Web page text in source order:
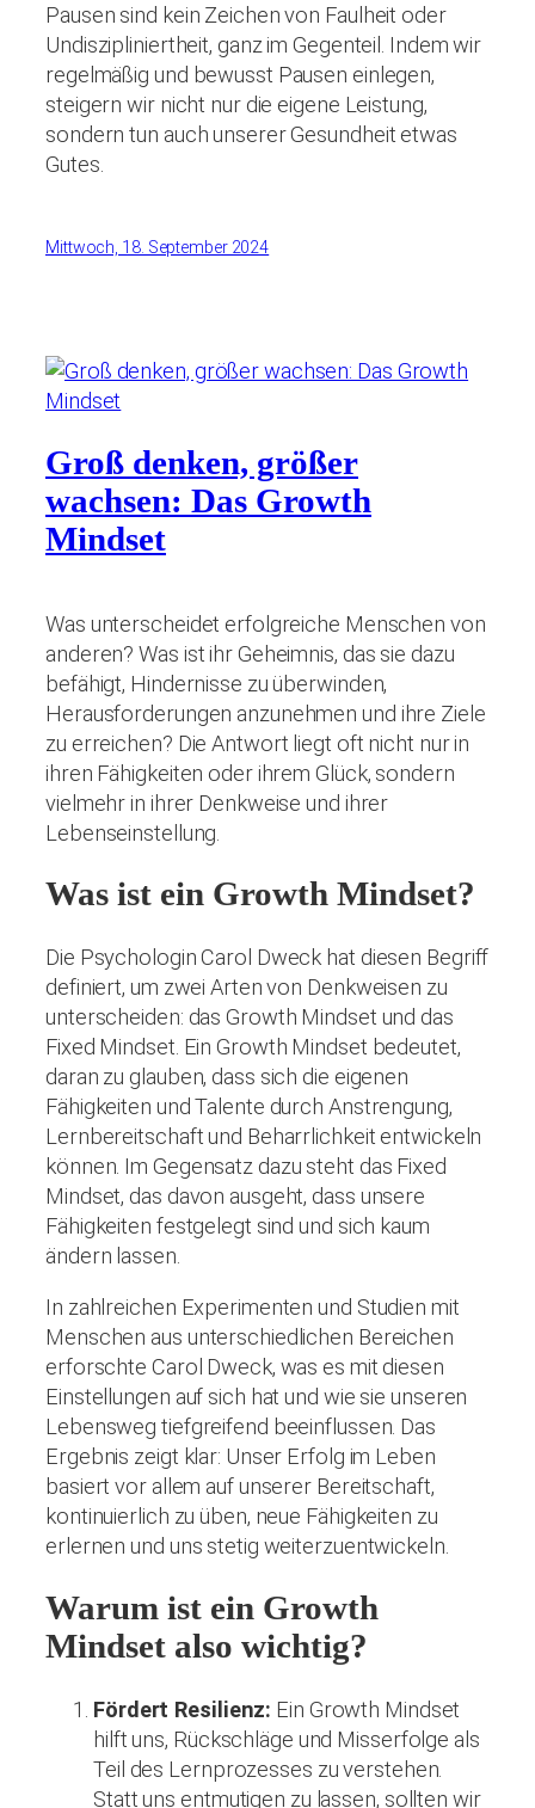
Pausen sind kein Zeichen von Faulheit oder
Undiszipliniertheit, ganz im Gegenteil. Indem wir
regelmäßig und bewusst Pausen einlegen,
steigern wir nicht nur die eigene Leistung,
sondern tun auch unserer Gesundheit etwas
Gutes.
Mittwoch, 18. September 2024
Groß denken, größer
wachsen: Das Growth
Mindset
Was unterscheidet erfolgreiche Menschen von
anderen? Was ist ihr Geheimnis, das sie dazu
befähigt, Hindernisse zu überwinden,
Herausforderungen anzunehmen und ihre Ziele
zu erreichen? Die Antwort liegt oft nicht nur in
ihren Fähigkeiten oder ihrem Glück, sondern
vielmehr in ihrer Denkweise und ihrer
Lebenseinstellung.
Was ist ein Growth Mindset?
Die Psychologin Carol Dweck hat diesen Begriff
definiert, um zwei Arten von Denkweisen zu
unterscheiden: das Growth Mindset und das
Fixed Mindset. Ein Growth Mindset bedeutet,
daran zu glauben, dass sich die eigenen
Fähigkeiten und Talente durch Anstrengung,
Lernbereitschaft und Beharrlichkeit entwickeln
können. Im Gegensatz dazu steht das Fixed
Mindset, das davon ausgeht, dass unsere
Fähigkeiten festgelegt sind und sich kaum
ändern lassen.
In zahlreichen Experimenten und Studien mit
Menschen aus unterschiedlichen Bereichen
erforschte Carol Dweck, was es mit diesen
Einstellungen auf sich hat und wie sie unseren
Lebensweg tiefgreifend beeinflussen. Das
Ergebnis zeigt klar: Unser Erfolg im Leben
basiert vor allem auf unserer Bereitschaft,
kontinuierlich zu üben, neue Fähigkeiten zu
erlernen und uns stetig weiterzuentwickeln.
Warum ist ein Growth
Mindset also wichtig?
Fördert Resilienz: Ein Growth Mindset
hilft uns, Rückschläge und Misserfolge als
Teil des Lernprozesses zu verstehen.
Statt uns entmutigen zu lassen, sollten wir